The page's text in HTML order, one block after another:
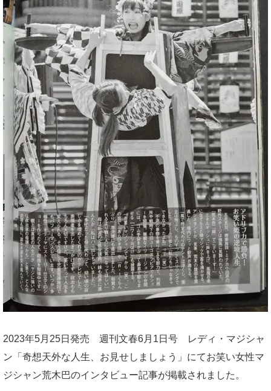
2023年5月25日発売 週刊文春6月1日号 レディ・マジシャ
ン「奇想天外な人生、お見せしましょう」にてお笑い女性マ
ジシャン荒木巴のインタビュー記事が掲載されました。